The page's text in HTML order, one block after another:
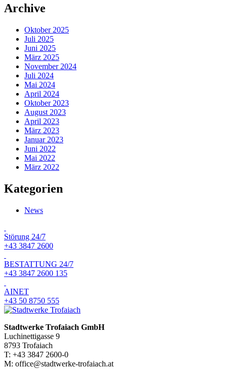
Archive
Oktober 2025
Juli 2025
Juni 2025
März 2025
November 2024
Juli 2024
Mai 2024
April 2024
Oktober 2023
August 2023
April 2023
März 2023
Januar 2023
Juni 2022
Mai 2022
März 2022
Kategorien
News
Störung 24/7
+43 3847 2600
BESTATTUNG 24/7
+43 3847 2600 135
AINET
+43 50 8750 555
Stadtwerke Trofaiach GmbH
Luchinettigasse 9
8793 Trofaiach
T: +43 3847 2600-0
M: office@stadtwerke-trofaiach.at